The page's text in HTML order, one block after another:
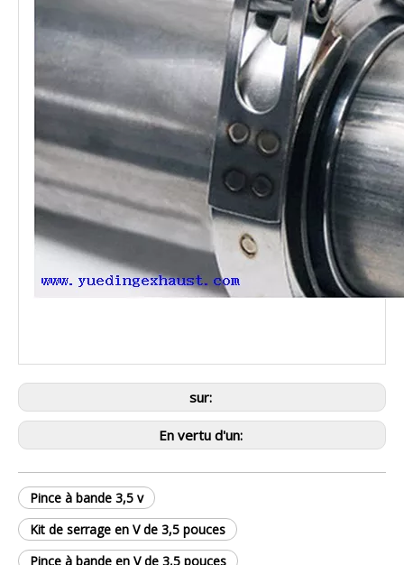
sur:
En vertu d'un:
Pince à bande 3,5 v
Kit de serrage en V de 3,5 pouces
Pince à bande en V de 3,5 pouces